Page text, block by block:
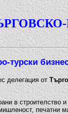
турски
делегация от
в строителство
печатни